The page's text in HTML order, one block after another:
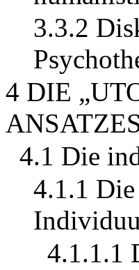
3.3.2
4 DIE
4.1 Die
4.1.1
4.1.1.1